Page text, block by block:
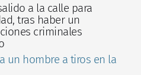
a la calle para
tras haber un
criminales
un hombre a tiros en la